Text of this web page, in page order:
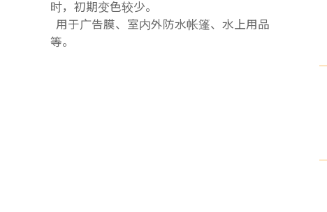
时，初期变色较少。
用于广告膜、室内外防水帐篷、水上用品
等。